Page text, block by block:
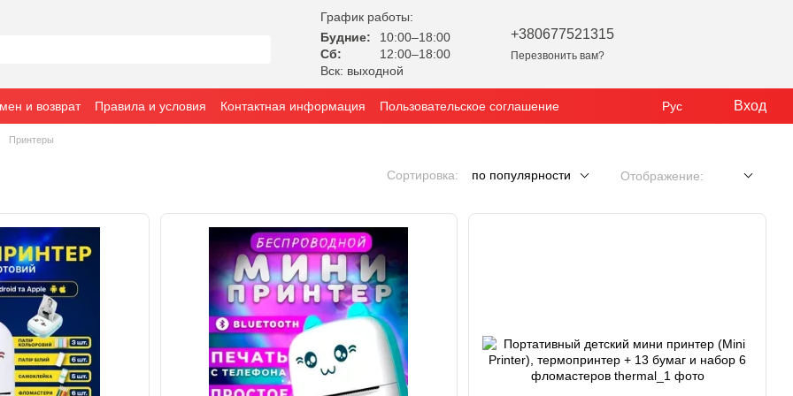
График работы:
Будние:
10:00–18:00
Сб:
12:00–18:00
Вск: выходной
+380677521315
Перезвонить вам?
и возврат Правила и условия Контактная информация
Пользовательское соглашение
Рус Вход
Принтеры
Сортировка: по популярности Отображение: